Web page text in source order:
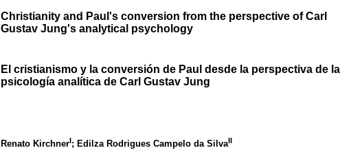
Christianity and Paul's conversion from the perspective of Carl
Gustav Jung's analytical psychology
El cristianismo y la conversión de Paul desde la perspectiva de la
psicología analítica de Carl Gustav Jung
Renato KirchnerI; Edilza Rodrigues Campelo da SilvaII